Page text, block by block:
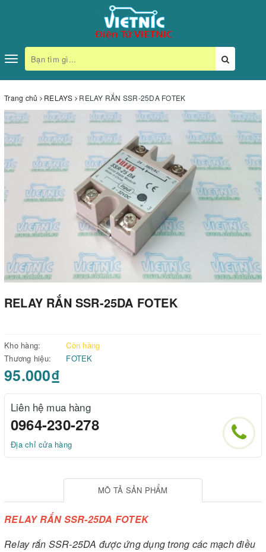
Toggle
navigation
Trang chủ RELAYS RELAY RẮN SSR-25DA FOTEK
RELAY RẮN SSR-25DA FOTEK
Kho hàng:
Còn hàng
Thương hiệu:
FOTEK
95.000₫
Liên hệ mua hàng
0964-230-278
Địa chỉ cửa hàng
MÔ TẢ SẢN PHẨM
RELAY RẮN SSR-25DA FOTEK
Relay rắn SSR-25DA được ứng dụng trong các mạch điều